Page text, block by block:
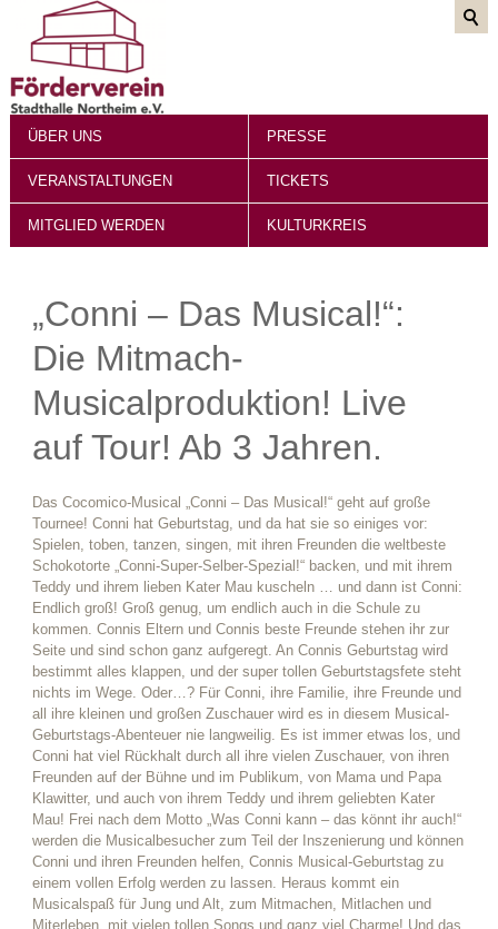
ÜBER UNS PRESSE
VERANSTALTUNGEN TICKETS
MITGLIED WERDEN KULTURKREIS
„Conni – Das Musical!“:
Die Mitmach-
Musicalproduktion! Live
auf Tour! Ab 3 Jahren.
Das Cocomico-Musical „Conni – Das Musical!“ geht auf große
Tournee! Conni hat Geburtstag, und da hat sie so einiges vor:
Spielen, toben, tanzen, singen, mit ihren Freunden die weltbeste
Schokotorte „Conni-Super-Selber-Spezial!“ backen, und mit ihrem
Teddy und ihrem lieben Kater Mau kuscheln … und dann ist Conni:
Endlich groß! Groß genug, um endlich auch in die Schule zu
kommen. Connis Eltern und Connis beste Freunde stehen ihr zur
Seite und sind schon ganz aufgeregt. An Connis Geburtstag wird
bestimmt alles klappen, und der super tollen Geburtstagsfete steht
nichts im Wege. Oder…? Für Conni, ihre Familie, ihre Freunde und
all ihre kleinen und großen Zuschauer wird es in diesem Musical-
Geburtstags-Abenteuer nie langweilig. Es ist immer etwas los, und
Conni hat viel Rückhalt durch all ihre vielen Zuschauer, von ihren
Freunden auf der Bühne und im Publikum, von Mama und Papa
Klawitter, und auch von ihrem Teddy und ihrem geliebten Kater
Mau! Frei nach dem Motto „Was Conni kann – das könnt ihr auch!“
werden die Musicalbesucher zum Teil der Inszenierung und können
Conni und ihren Freunden helfen, Connis Musical-Geburtstag zu
einem vollen Erfolg werden zu lassen. Heraus kommt ein
Musicalspaß für Jung und Alt, zum Mitmachen, Mitlachen und
Miterleben, mit vielen tollen Songs und ganz viel Charme! Und das